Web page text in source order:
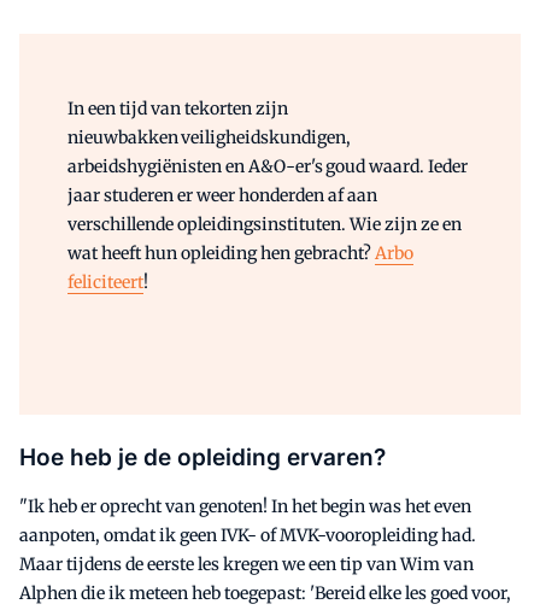
In een tijd van tekorten zijn
nieuwbakken veiligheidskundigen,
arbeidshygiënisten en A&O-er's goud waard. Ieder
jaar studeren er weer honderden af aan
verschillende opleidingsinstituten. Wie zijn ze en
wat heeft hun opleiding hen gebracht?Arbo
feliciteert!
Hoe heb je de opleiding ervaren?
"Ik heb er oprecht van genoten! In het begin was het even
aanpoten, omdat ik geen IVK- of MVK-vooropleiding had.
Maar tijdens de eerste les kregen we een tip van Wim van
Alphen die ik meteen heb toegepast: 'Bereid elke les goed voor,